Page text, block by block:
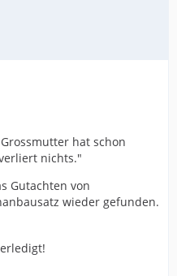
hat schon
nichts."
Gutachten von
wieder gefunden.